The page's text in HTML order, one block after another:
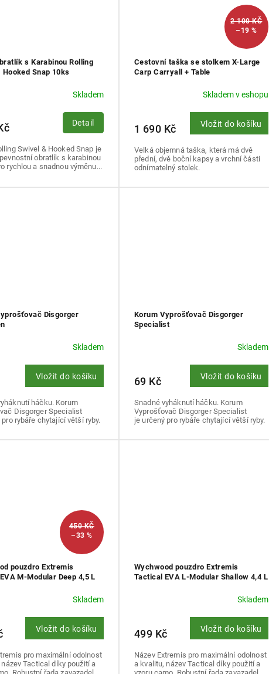
s Karabinou Rolling
Hooked Snap 10ks
Skladem
Detail
Swivel & Hooked Snap je
obratlík s karabinou
rychlou a snadnou výměnu...
2 100 KČ
–19 %
Cestovní taška se stolkem X-Large
Carp Carryall + Table
Skladem v eshopu
1 690 Kč Vložit do košíku
Velká objemná taška, která má dvě
přední, dvě boční kapsy a vrchní části
odnímatelný stolek.
Disgorger
Skladem
Vložit do košíku
háčku. Korum
Disgorger Specialist
pro rybáře chytající větší ryby.
Korum Vyprošťovač Disgorger
Specialist
Skladem
69 Kč Vložit do košíku
Snadné vyháknutí háčku. Korum
Vyprošťovač Disgorger Specialist
je určený pro rybáře chytající větší ryby.
450 KČ
–33 %
pouzdro Extremis
M-Modular Deep 4,5 L
Skladem
Vložit do košíku
pro maximální odolnost
Tactical díky použití a
Wychwood pouzdro Extremis
Tactical EVA L-Modular Shallow 4,4 L
Skladem
499 Kč Vložit do košíku
Název Extremis pro maximální odolnost
a kvalitu, název Tactical díky použití a